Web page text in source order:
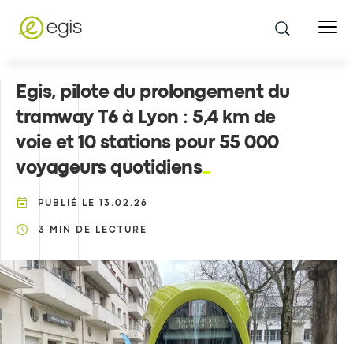
Egis, pilote du prolongement du
tramway T6 à Lyon : 5,4 km de
voie et 10 stations pour 55 000
voyageurs quotidiens
PUBLIÉ LE 13.02.26
3 MIN DE LECTURE